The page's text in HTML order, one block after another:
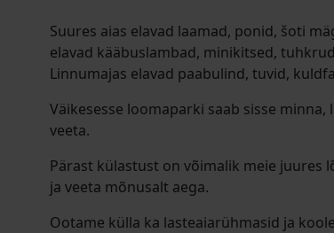
Suures aias elavad laamad, ponid, šoti
elavad kääbuslambad, minikitsed,
Linnumajas elavad paabulind, tuvid,
Väikesesse loomaparki saab sisse
veeta.
Pärast külastust on võimalik meie juures
ja veeta mõnusalt aega.
Ootame külla ka lasteaiarühmasid ja